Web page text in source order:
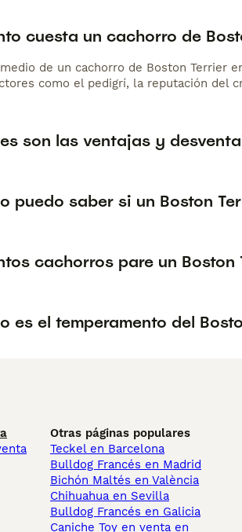
cuesta un cachorro de
de un cachorro de Boston Terrier
como el pedigrí, la reputación del
son las ventajas y
puedo saber si un Boston
cachorros pare un Boston
es el temperamento del
Otras páginas populares
Teckel en Barcelona
Bulldog Francés en Madrid
Bichón Maltés en València
Chihuahua en Sevilla
Bulldog Francés en Galicia
Caniche Toy en venta en